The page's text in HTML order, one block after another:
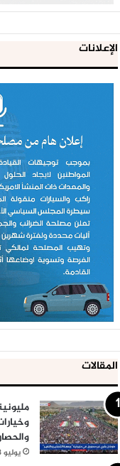
الإعلانات
المقالات
يوليو 18, 2026